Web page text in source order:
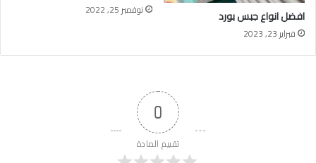
افضل انواع جبس بورد
فبراير 23, 2023
نوفمبر 25, 2022
0
تقييم المادة